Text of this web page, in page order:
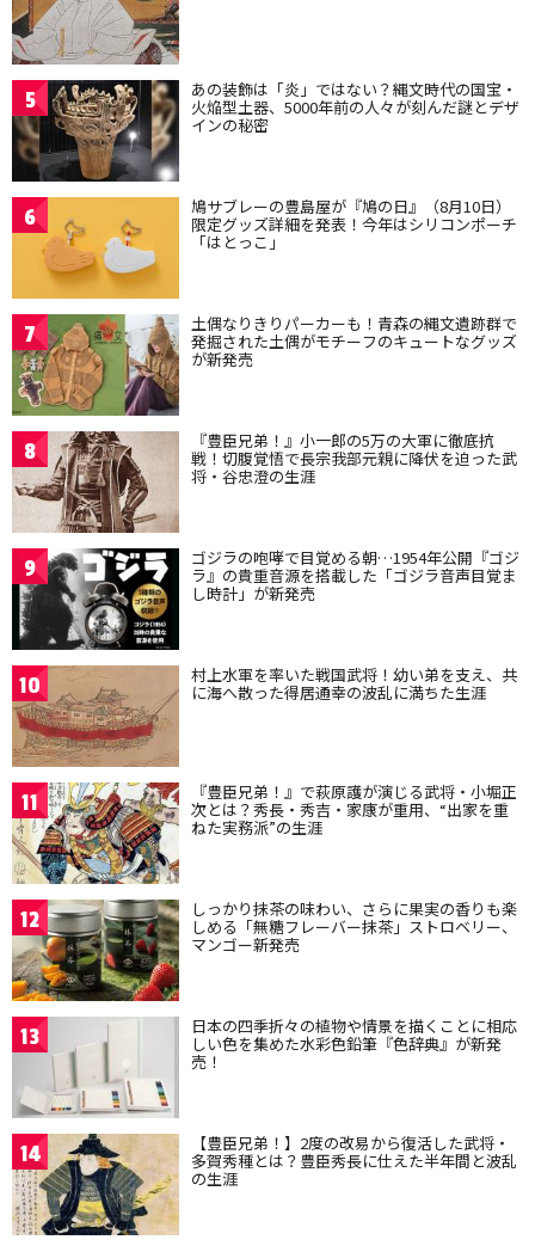
5 あの装飾は「炎」ではない？縄文時代の国宝・
火焔型土器、5000年前の人々が刻んだ謎とデザ
インの秘密
6 鳩サブレーの豊島屋が『鳩の日』（8月10日）
限定グッズ詳細を発表！今年はシリコンポーチ
「はとっこ」
7 土偶なりきりパーカーも！青森の縄文遺跡群で
発掘された土偶がモチーフのキュートなグッズ
が新発売
8 『豊臣兄弟！』小一郎の5万の大軍に徹底抗
戦！切腹覚悟で長宗我部元親に降伏を迫った武
将・谷忠澄の生涯
9 ゴジラの咆哮で目覚める朝…1954年公開『ゴジ
ラ』の貴重音源を搭載した「ゴジラ音声目覚ま
し時計」が新発売
10 村上水軍を率いた戦国武将！幼い弟を支え、共
に海へ散った得居通幸の波乱に満ちた生涯
11 『豊臣兄弟！』で萩原護が演じる武将・小堀正
次とは？秀長・秀吉・家康が重用、“出家を重
ねた実務派”の生涯
12 しっかり抹茶の味わい、さらに果実の香りも楽
しめる「無糖フレーバー抹茶」ストロベリー、
マンゴー新発売
13 日本の四季折々の植物や情景を描くことに相応
しい色を集めた水彩色鉛筆『色辞典』が新発
売！
14 【豊臣兄弟！】2度の改易から復活した武将・
多賀秀種とは？豊臣秀長に仕えた半年間と波乱
の生涯